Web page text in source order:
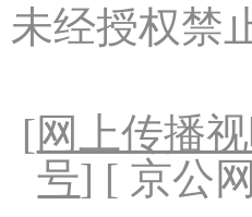
未经授权禁
[网上传播
号] [ 京公